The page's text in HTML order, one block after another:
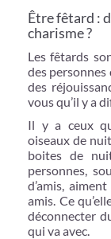
Être fêtard :
charisme ?
Les fêtards
des personnes
des
vous qu’il y a
Il y a ceux
oiseaux de
boites de
personnes,
d’amis,
amis. Ce
déconnecter
qui va avec.